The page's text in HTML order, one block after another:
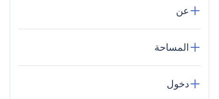
عن
المساحة
دخول